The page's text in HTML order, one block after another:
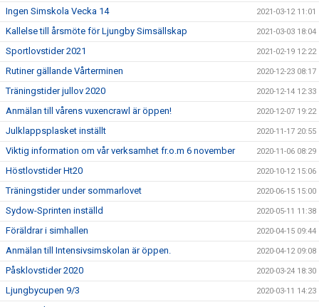
Ingen Simskola Vecka 14 2021-03-12 11:01
Kallelse till årsmöte för Ljungby Simsällskap 2021-03-03 18:04
Sportlovstider 2021 2021-02-19 12:22
Rutiner gällande Vårterminen 2020-12-23 08:17
Träningstider jullov 2020 2020-12-14 12:33
Anmälan till vårens vuxencrawl är öppen! 2020-12-07 19:22
Julklappsplasket inställt 2020-11-17 20:55
Viktig information om vår verksamhet fr.o.m 6 november 2020-11-06 08:29
Höstlovstider Ht20 2020-10-12 15:06
Träningstider under sommarlovet 2020-06-15 15:00
Sydow-Sprinten inställd 2020-05-11 11:38
Föräldrar i simhallen 2020-04-15 09:44
Anmälan till Intensivsimskolan är öppen. 2020-04-12 09:08
Påsklovstider 2020 2020-03-24 18:30
Ljungbycupen 9/3 2020-03-11 14:23